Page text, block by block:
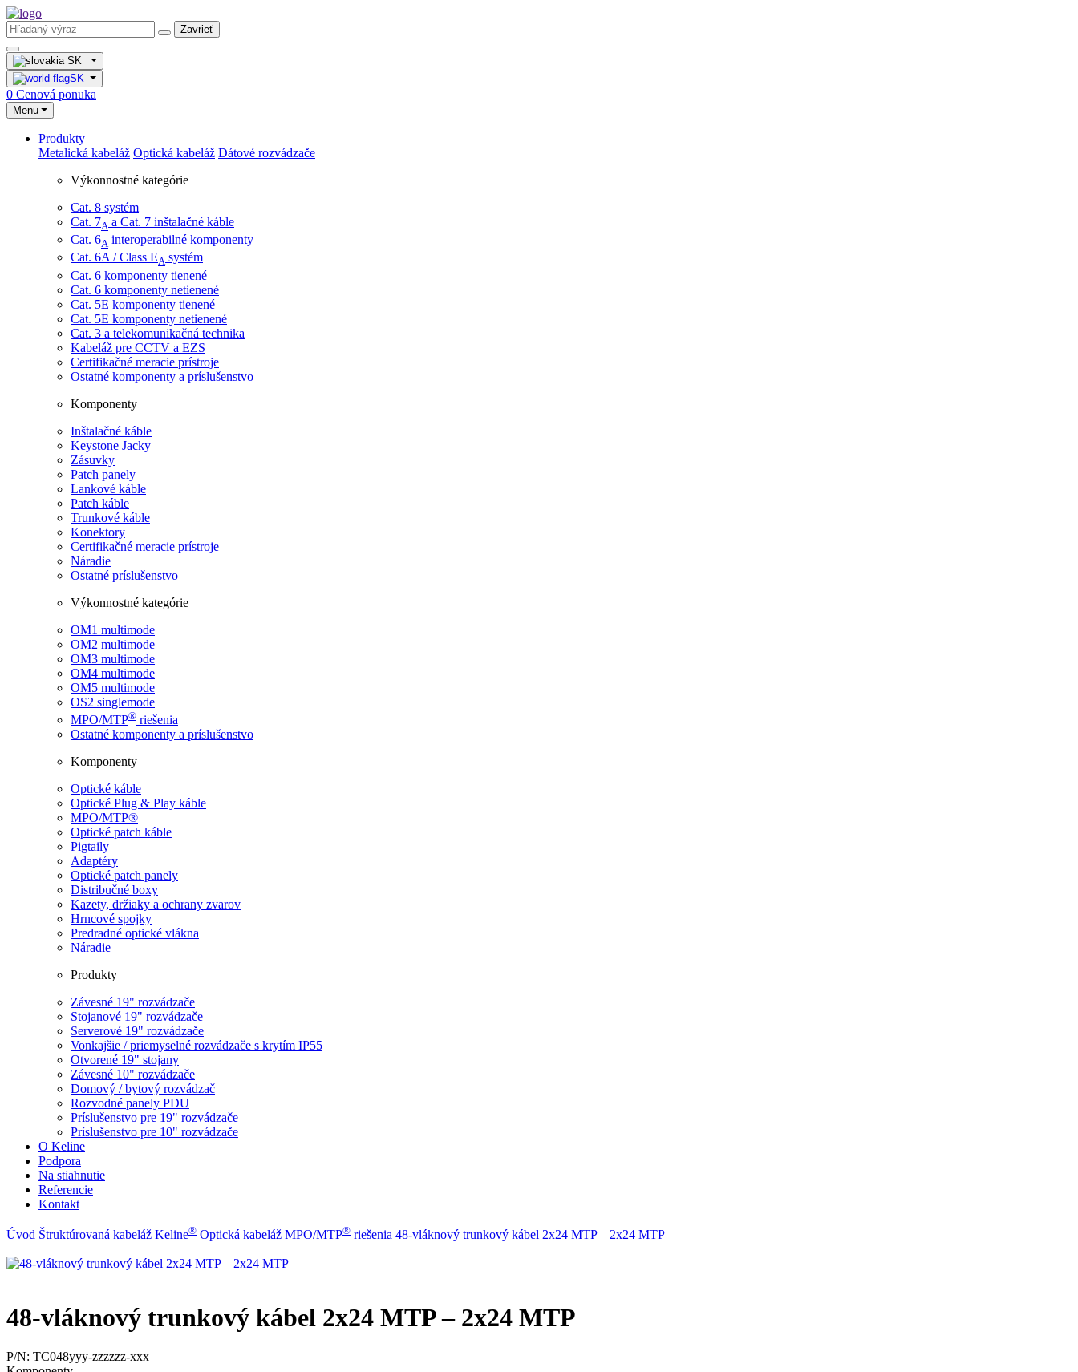
Zavrieť
SK
SK
0 Cenová ponuka
Menu
Produkty
Metalická kabeláž Optická kabeláž Dátové rozvádzače
Výkonnostné kategórie
Cat. 8 systém
Cat. 7A ​ a Cat. 7 inštalačné káble
Cat. 6A interoperabilné komponenty
Cat. 6A / Class EA systém
Cat. 6 komponenty tienené
Cat. 6 komponenty netienené
Cat. 5E komponenty tienené
Cat. 5E komponenty netienené
Cat. 3 a telekomunikačná technika
Kabeláž pre CCTV a EZS
Certifikačné meracie prístroje
Ostatné komponenty a príslušenstvo
Komponenty
Inštalačné káble
Keystone Jacky
Zásuvky
Patch panely
Lankové káble
Patch káble
Trunkové káble
Konektory
Certifikačné meracie prístroje
Náradie
Ostatné príslušenstvo
Výkonnostné kategórie
OM1 multimode
OM2 multimode
OM3 multimode
OM4 multimode
OM5 multimode
OS2 singlemode
MPO/MTP® ​ riešenia
Ostatné komponenty a príslušenstvo
Komponenty
Optické káble
Optické Plug & Play káble
MPO/MTP®
Optické patch káble
Pigtaily
Adaptéry
Optické patch panely
Distribučné boxy
Kazety, držiaky a ochrany zvarov
Hrncové spojky
Predradné optické vlákna
Náradie
Produkty
Závesné 19" rozvádzače
Stojanové 19" rozvádzače
Serverové 19" rozvádzače
Vonkajšie / priemyselné rozvádzače s krytím IP55
Otvorené 19" stojany
Závesné 10" rozvádzače
Domový / bytový rozvádzač
Rozvodné panely PDU
Príslušenstvo pre 19" rozvádzače
Príslušenstvo pre 10" rozvádzače
O Keline
Podpora
Na stiahnutie
Referencie
Kontakt
Úvod Štruktúrovaná kabeláž Keline® Optická kabeláž MPO/MTP® ​ riešenia 48-vláknový trunkový kábel 2x24 MTP – 2x24 MTP
48-vláknový trunkový kábel 2x24 MTP – 2x24 MTP
P/N: TC048yyy-zzzzzz-xxx